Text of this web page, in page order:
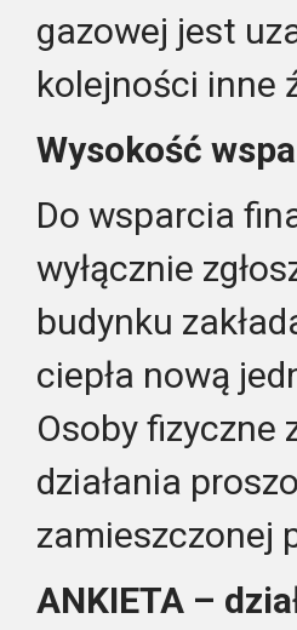
gazowej jest
kolejności inne
Wysokość
Do wsparcia
wyłącznie
budynku
ciepła nową
Osoby fizyczne
działania
zamieszczonej
ANKIETA –